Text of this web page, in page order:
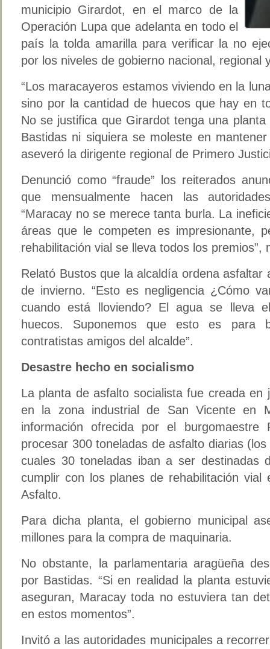
municipio Girardot, en el marco de la
Operación Lupa que adelanta en todo el
país la tolda amarilla para verificar la no
por los niveles de gobierno nacional, regional
“Los maracayeros estamos viviendo en la
sino por la cantidad de huecos que hay en
No se justifica que Girardot tenga una
Bastidas ni siquiera se moleste en
aseveró la dirigente regional de Primero
Denunció como “fraude” los reiterados
que mensualmente hacen las
“Maracay no se merece tanta burla. La
áreas que le competen es impresionante,
rehabilitación vial se lleva todos los premios”,
Relató Bustos que la alcaldía ordena
de invierno. “Esto es negligencia ¿Cómo
cuando está lloviendo? El agua se lleva
huecos. Suponemos que esto es para
contratistas amigos del alcalde”.
Desastre hecho en socialismo
La planta de asfalto socialista fue creada en
en la zona industrial de San Vicente en
información ofrecida por el burgomaestre
procesar 300 toneladas de asfalto diarias
cuales 30 toneladas iban a ser destinadas
cumplir con los planes de rehabilitación vial
Asfalto.
Para dicha planta, el gobierno municipal
millones para la compra de maquinaria.
No obstante, la parlamentaria aragüeña
por Bastidas. “Si en realidad la planta
aseguran, Maracay toda no estuviera tan
en estos momentos”.
Invitó a las autoridades municipales a